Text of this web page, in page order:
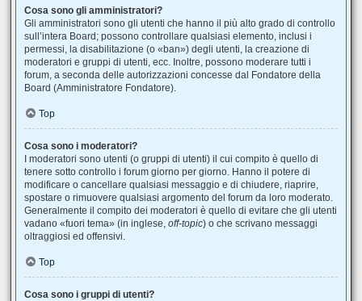
Cosa sono gli amministratori?
Gli amministratori sono gli utenti che hanno il più alto grado di controllo
sull’intera Board; possono controllare qualsiasi elemento, inclusi i
permessi, la disabilitazione (o «ban») degli utenti, la creazione di
moderatori e gruppi di utenti, ecc. Inoltre, possono moderare tutti i
forum, a seconda delle autorizzazioni concesse dal Fondatore della
Board (Amministratore Fondatore).
Top
Cosa sono i moderatori?
I moderatori sono utenti (o gruppi di utenti) il cui compito è quello di
tenere sotto controllo i forum giorno per giorno. Hanno il potere di
modificare o cancellare qualsiasi messaggio e di chiudere, riaprire,
spostare o rimuovere qualsiasi argomento del forum da loro moderato.
Generalmente il compito dei moderatori è quello di evitare che gli utenti
vadano «fuori tema» (in inglese, off-topic) o che scrivano messaggi
oltraggiosi ed offensivi.
Top
Cosa sono i gruppi di utenti?